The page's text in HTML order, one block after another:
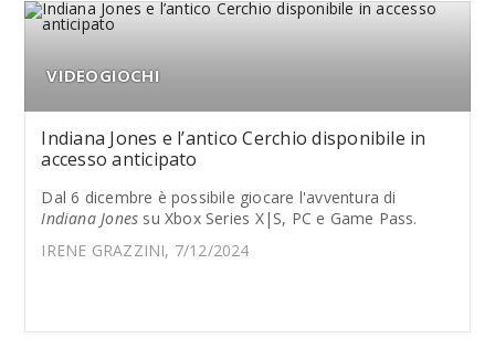
VIDEOGIOCHI
Indiana Jones e l’antico Cerchio disponibile in
accesso anticipato
Dal 6 dicembre è possibile giocare l'avventura di
Indiana Jones su Xbox Series X|S, PC e Game Pass.
IRENE GRAZZINI, 7/12/2024